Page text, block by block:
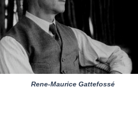
Rene-Maurice Gattefossé